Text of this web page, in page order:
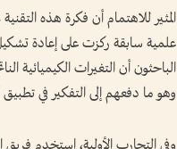
المثير للاهتمام أن فكرة هذه
علمية سابقة ركزت على إعادة
الباحثون أن التغيرات الكيميائية
وهو ما دفعهم إلى التفكير في